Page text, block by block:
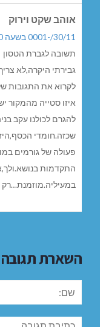
אוהב שקט וירוק
30/11/-0001 בשעה 00:00
תשובה לגברת הטסון
גבירתי היקרה,לא
לקרוא את התגובות
איזו סטייה מהמקור
להגרם לכולנו עקב
שכזה.חומדי
פעולה של גורמים
התקדמות
במעיליה.מוזמנת…רק
השארת תגובה
שם:
תגובה